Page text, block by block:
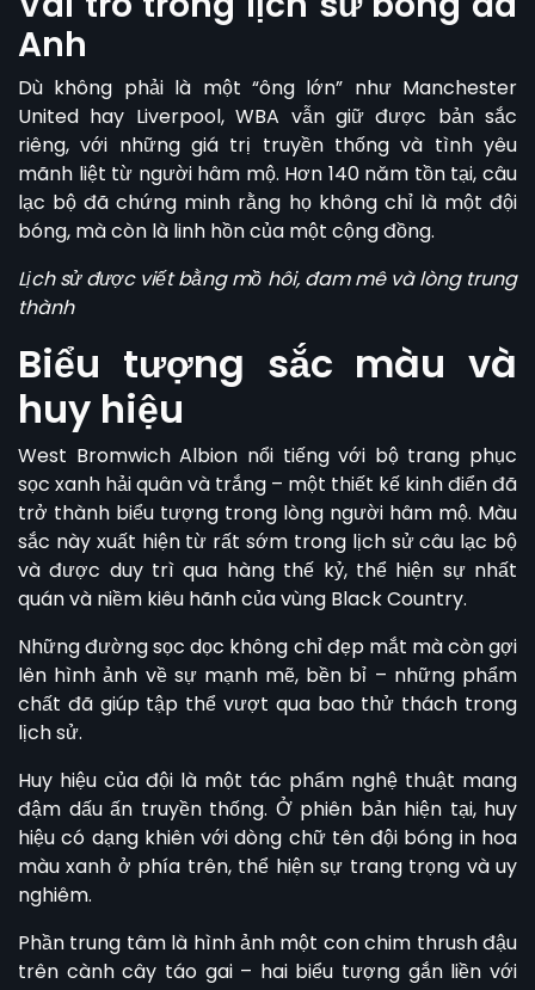
Anh
Dù không phải là một “ông lớn” như Manchester
United hay Liverpool, WBA vẫn giữ được bản sắc
riêng, với những giá trị truyền thống và tình yêu
mãnh liệt từ người hâm mộ. Hơn 140 năm tồn tại, câu
lạc bộ đã chứng minh rằng họ không chỉ là một đội
bóng, mà còn là linh hồn của một cộng đồng.
Lịch sử được viết bằng mồ hôi, đam mê và lòng trung
thành
Biểu tượng sắc màu và
huy hiệu
West Bromwich Albion nổi tiếng với bộ trang phục
sọc xanh hải quân và trắng – một thiết kế kinh điển đã
trở thành biểu tượng trong lòng người hâm mộ. Màu
sắc này xuất hiện từ rất sớm trong lịch sử câu lạc bộ
và được duy trì qua hàng thế kỷ, thể hiện sự nhất
quán và niềm kiêu hãnh của vùng Black Country.
Những đường sọc dọc không chỉ đẹp mắt mà còn gợi
lên hình ảnh về sự mạnh mẽ, bền bỉ – những phẩm
chất đã giúp tập thể vượt qua bao thử thách trong
lịch sử.
Huy hiệu của đội là một tác phẩm nghệ thuật mang
đậm dấu ấn truyền thống. Ở phiên bản hiện tại, huy
hiệu có dạng khiên với dòng chữ tên đội bóng in hoa
màu xanh ở phía trên, thể hiện sự trang trọng và uy
nghiêm.
Phần trung tâm là hình ảnh một con chim thrush đậu
trên cành cây táo gai – hai biểu tượng gắn liền với